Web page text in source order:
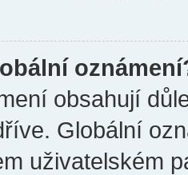
obsahují
Globální
uživatelském